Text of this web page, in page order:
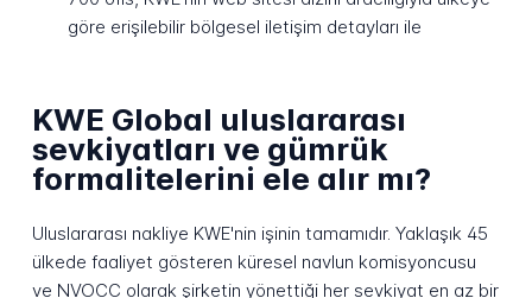
göre erişilebilir bölgesel iletişim detayları ile
KWE Global uluslararası
sevkiyatları ve gümrük
formalitelerini ele alır mı?
Uluslararası nakliye KWE'nin işinin tamamıdır. Yaklaşık 45
ülkede faaliyet gösteren küresel navlun komisyoncusu
ve NVOCC olarak şirketin yönettiği her sevkiyat en az bir